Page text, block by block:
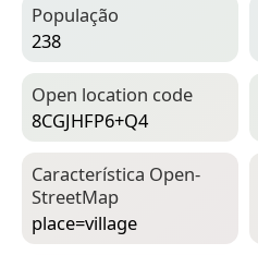
População
238
Open location code
8CGJHFP6+Q4
Característica Open­
Street­Map
place=­village